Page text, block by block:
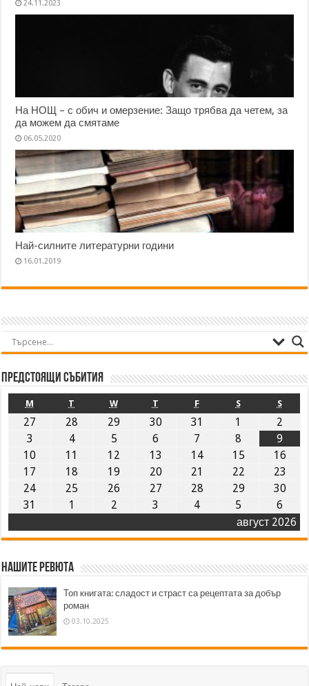
24.11.2023
На НОЩ – с обич и омерзение: Защо трябва да четем, за
да можем да смятаме
06.05.2020
Най-силните литературни години
16.01.2019
Предстоящи събития
август 2026
M T W T F S S
27 28 29 30 31 1
2
3
4 5 6 7 8
9
10
11 12 13 14 15
16
17
18 19 20 21 22
23
24
25 26 27 28 29
30
31
1 2 3 4 5 6
Нашите ревюта
Топ книгата: сладост и страст са рецептата за добър
роман
03.10.2025